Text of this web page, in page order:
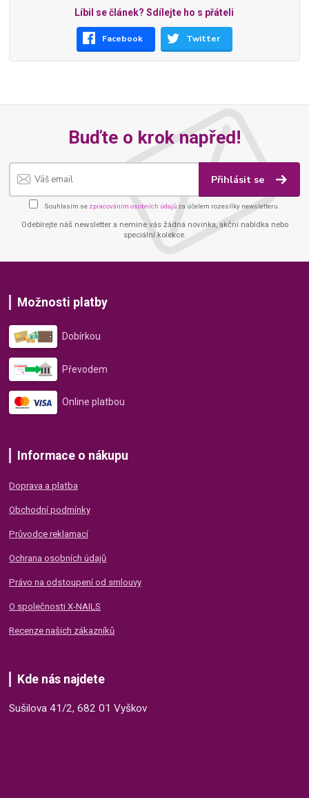
Líbil se článek? Sdílejte ho s přáteli
Facebook Twitter
Buďte o krok napřed!
Přihlásit se
Souhlasím se zpracováním osobních údajů za účelem rozesílky newsletteru.
Odebírejte náš newsletter a nemine vás žádná novinka, akční nabídka nebo
speciální kolekce.
Možnosti platby
Dobírkou
Převodem
Online platbou
Informace o nákupu
Doprava a platba
Obchodní podmínky
Průvodce reklamací
Ochrana osobních údajů
Právo na odstoupení od smlouvy
O společnosti X-NAILS
Recenze našich zákazníků
Kde nás najdete
Sušilova 41/2, 682 01 Vyškov